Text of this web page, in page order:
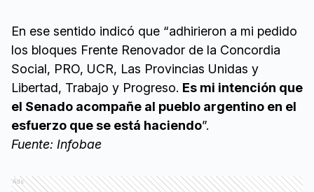
En ese sentido indicó que “adhirieron a mi pedido
los bloques Frente Renovador de la Concordia
Social, PRO, UCR, Las Provincias Unidas y
Libertad, Trabajo y Progreso. Es mi intención que
el Senado acompañe al pueblo argentino en el
esfuerzo que se está haciendo”.
Fuente: Infobae
Ads